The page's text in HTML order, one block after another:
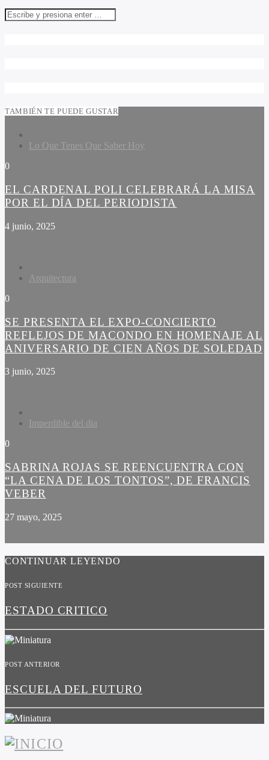
TAMBIÉN TE PUEDE GUSTAR
Lo Que Tenes Que Saber Hoy
0
EL CARDENAL POLI CELEBRARÁ LA MISA
POR EL DÍA DEL PERIODISTA
4 junio, 2025
Arquitectura
0
SE PRESENTA EL EXPO-CONCIERTO
REFLEJOS DE MACONDO EN HOMENAJE AL
ANIVERSARIO DE CIEN AÑOS DE SOLEDAD
3 junio, 2025
Imperdible del dia
0
SABRINA ROJAS SE REENCUENTRA CON
“LA CENA DE LOS TONTOS”, DE FRANCIS
VEBER
27 mayo, 2025
CONTINUAR LEYENDO
POST SIGUIENTE
ESTADO CRITICO
POST ANTERIOR
ESCUELA DEL FUTURO